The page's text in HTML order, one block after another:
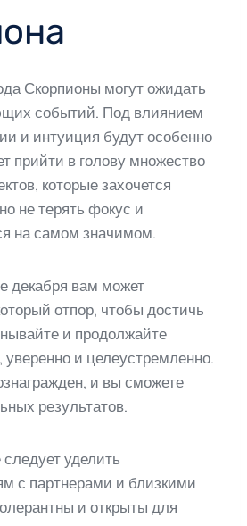
Скорпионы могут ожидать
событий. Под влиянием
и интуиция будут особенно
прийти в голову множество
которые захочется
не терять фокус и
на самом значимом.
декабря вам может
отпор, чтобы достичь
и продолжайте
уверенно и целеустремленно.
и вы сможете
результатов.
уделить
с партнерами и близкими
и открыты для